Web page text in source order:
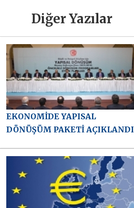
Diğer Yazılar
EKONOMİDE YAPISAL
DÖNÜŞÜM PAKETİ AÇIKLANDI